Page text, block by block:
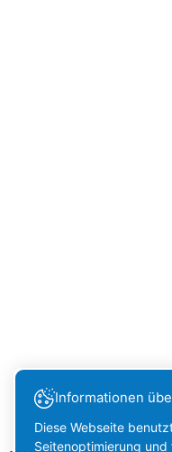
Informationen
Diese Webseite
Seitenoptimierung